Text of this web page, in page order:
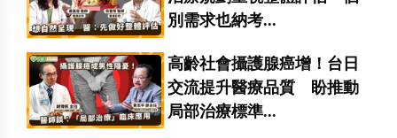
別需求也納考...
高齡社會攝護腺癌增！台日
交流提升醫療品質 盼推動
局部治療標準...